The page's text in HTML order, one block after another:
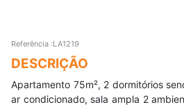
Referência :LA1219
DESCRIÇÃO
Apartamento 75m², 2 dormitórios
ar condicionado, sala ampla 2